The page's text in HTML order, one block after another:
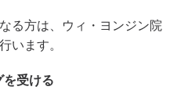
る方は、ウィ・ヨンジン院
います。
を受ける